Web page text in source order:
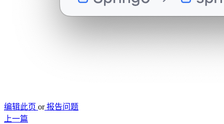
编辑此页 or报告问题
上一篇